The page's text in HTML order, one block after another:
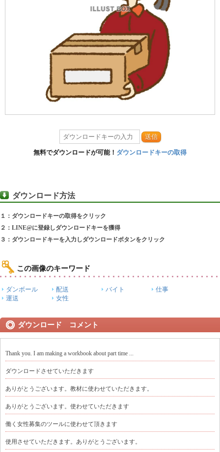
送信
無料でダウンロードが可能！ ダウンロードキーの取得
ダウンロード方法
１：ダウンロードキーの取得をクリック
２：LINE@に登録しダウンロードキーを獲得
３：ダウンロードキーを入力しダウンロードボタンをクリック
この画像のキーワード
ダンボール 配送 バイト
仕事
運送
女性
ダウンロード コメント
Thank you. I am making a workbook about part time ...
ダウンロードさせていただきます
ありがとうございます。教材に使わせていただきます。
ありがとうございます。使わせていただきます
働く女性募集のツールに使わせて頂きます
使用させていただきます。ありがとうございます。